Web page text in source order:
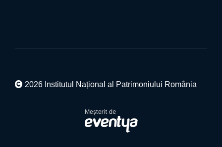
2026 Institutul Național al Patrimoniului România